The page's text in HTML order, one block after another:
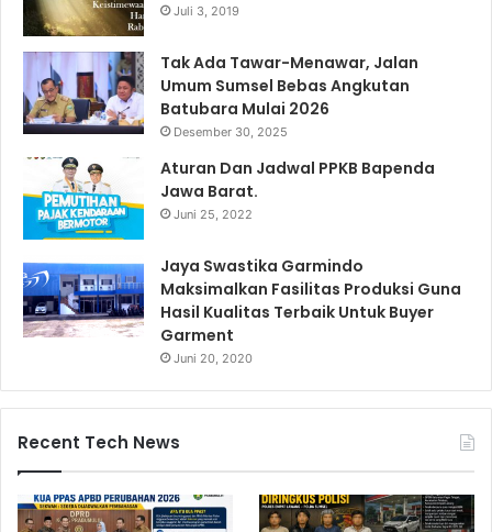
Juli 3, 2019
Tak Ada Tawar-Menawar, Jalan
Umum Sumsel Bebas Angkutan
Batubara Mulai 2026
Desember 30, 2025
Aturan Dan Jadwal PPKB Bapenda
Jawa Barat.
Juni 25, 2022
Jaya Swastika Garmindo
Maksimalkan Fasilitas Produksi Guna
Hasil Kualitas Terbaik Untuk Buyer
Garment
Juni 20, 2020
Recent Tech News